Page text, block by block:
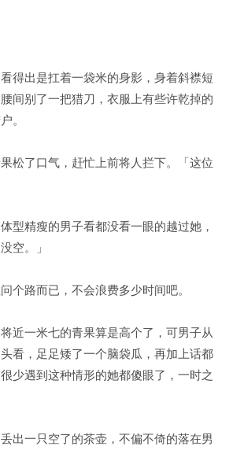
得出是扛着一袋米的身影，身着斜襟短
间别了一把猎刀，衣服上有些许乾掉的
。
松了口气，赶忙上前将人拦下。「这位
型精瘦的男子看都没看一眼的越过她，
空。」
个路而已，不会浪费多少时间吧。
近一米七的青果算是高个了，可男子从
看，足足矮了一个脑袋瓜，再加上话都
少遇到这种情形的她都傻眼了，一时之
出一只空了的茶壶，不偏不倚的落在男